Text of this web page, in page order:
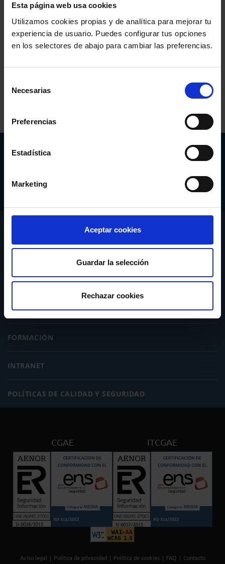
Esta página web usa cookies
Utilizamos cookies propias y de analítica para mejorar tu
experiencia de usuario. Puedes configurar tus opciones
en los selectores de abajo para cambiar las preferencias.
Necesarias
Preferencias
Estadística
Marketing
Aceptar cookies
Guardar la selección
Rechazar cookies
SERVICIOS
ACTUALIDAD
PUBLICACIONES
FORMACIÓN
INTRANET
POLÍTICAS DE CALIDAD Y SEGURIDAD
CGAE ITCGAE
Aviso legal Política de privacidad Política de cookies FAQ Contacto